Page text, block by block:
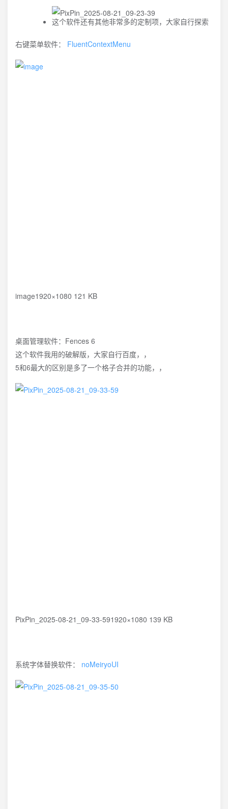
这个软件还有其他非常多的定制项，大家自行探索
右键菜单软件： FluentContextMenu
image1920×1080 121 KB
桌面管理软件：Fences 6
这个软件我用的破解版，大家自行百度，，
5和6最大的区别是多了一个格子合并的功能，，
PixPin_2025-08-21_09-33-591920×1080 139 KB
系统字体替换软件： noMeiryoUI